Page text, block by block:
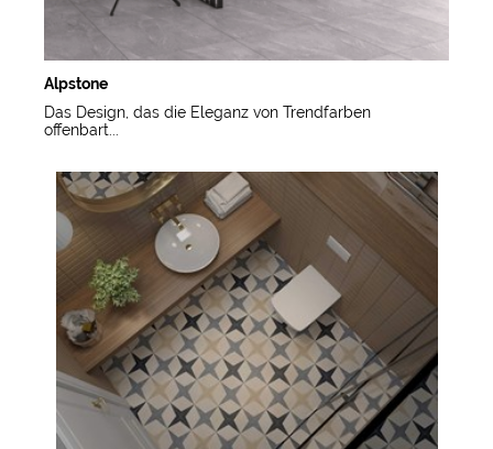
Alpstone
Das Design, das die Eleganz von Trendfarben
offenbart...